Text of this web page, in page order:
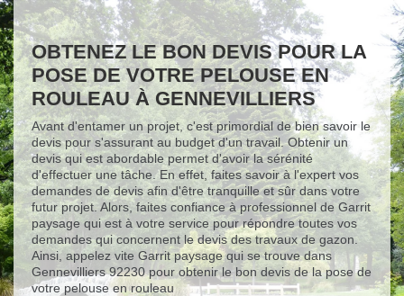
OBTENEZ LE BON DEVIS POUR LA
POSE DE VOTRE PELOUSE EN
ROULEAU À GENNEVILLIERS
Avant d'entamer un projet, c'est primordial de bien savoir le
devis pour s'assurant au budget d'un travail. Obtenir un
devis qui est abordable permet d'avoir la sérénité
d'effectuer une tâche. En effet, faites savoir à l'expert vos
demandes de devis afin d'être tranquille et sûr dans votre
futur projet. Alors, faites confiance à professionnel de Garrit
paysage qui est à votre service pour répondre toutes vos
demandes qui concernent le devis des travaux de gazon.
Ainsi, appelez vite Garrit paysage qui se trouve dans
Gennevilliers 92230 pour obtenir le bon devis de la pose de
votre pelouse en rouleau